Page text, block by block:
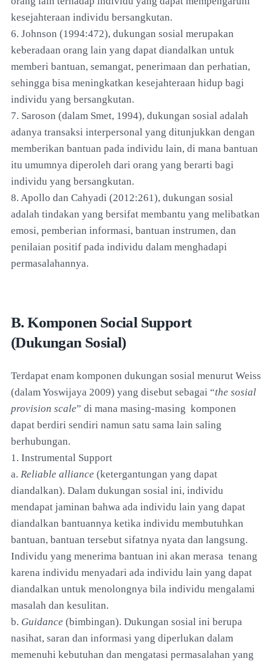
kesejahteraan individu bersangkutan.
6. Johnson (1994:472), dukungan sosial merupakan
keberadaan orang lain yang dapat diandalkan untuk
memberi bantuan, semangat, penerimaan dan perhatian,
sehingga bisa meningkatkan kesejahteraan hidup bagi
individu yang bersangkutan.
7. Saroson (dalam Smet, 1994), dukungan sosial adalah
adanya transaksi interpersonal yang ditunjukkan dengan
memberikan bantuan pada individu lain, di mana bantuan
itu umumnya diperoleh dari orang yang berarti bagi
individu yang bersangkutan.
8. Apollo dan Cahyadi (2012:261), dukungan sosial
adalah tindakan yang bersifat membantu yang melibatkan
emosi, pemberian informasi, bantuan instrumen, dan
penilaian positif pada individu dalam menghadapi
permasalahannya.
B. Komponen Social Support
(Dukungan Sosial)
Terdapat enam komponen dukungan sosial menurut Weiss
(dalam Yoswijaya 2009) yang disebut sebagai “the sosial
provision scale” di mana masing-masing komponen
dapat berdiri sendiri namun satu sama lain saling
berhubungan.
1. Instrumental Support
a. Reliable alliance (ketergantungan yang dapat
diandalkan). Dalam dukungan sosial ini, individu
mendapat jaminan bahwa ada individu lain yang dapat
diandalkan bantuannya ketika individu membutuhkan
bantuan, bantuan tersebut sifatnya nyata dan langsung.
Individu yang menerima bantuan ini akan merasa tenang
karena individu menyadari ada individu lain yang dapat
diandalkan untuk menolongnya bila individu mengalami
masalah dan kesulitan.
b. Guidance (bimbingan). Dukungan sosial ini berupa
nasihat, saran dan informasi yang diperlukan dalam
memenuhi kebutuhan dan mengatasi permasalahan yang